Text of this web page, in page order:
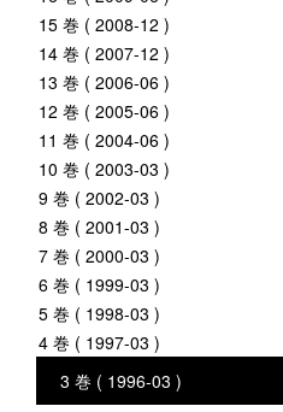
15 巻 ( 2008-12 )
14 巻 ( 2007-12 )
13 巻 ( 2006-06 )
12 巻 ( 2005-06 )
11 巻 ( 2004-06 )
10 巻 ( 2003-03 )
9 巻 ( 2002-03 )
8 巻 ( 2001-03 )
7 巻 ( 2000-03 )
6 巻 ( 1999-03 )
5 巻 ( 1998-03 )
4 巻 ( 1997-03 )
3 巻 ( 1996-03 )